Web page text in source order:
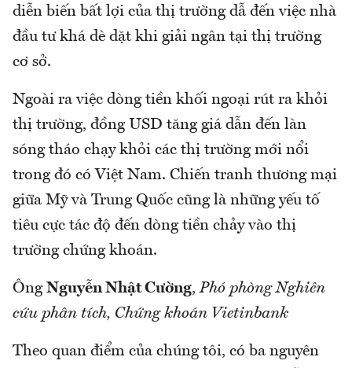
diễn biến bất lợi của thị trường dẫ đến việc nhà
đầu tư khá dè dặt khi giải ngân tại thị trường
cơ sở.
Ngoài ra việc dòng tiền khối ngoại rút ra khỏi
thị trường, đồng USD tăng giá dẫn đến làn
sóng tháo chạy khỏi các thị trường mới nổi
trong đó có Việt Nam. Chiến tranh thương mại
giữa Mỹ và Trung Quốc cũng là những yếu tố
tiêu cực tác độ đến dòng tiền chảy vào thị
trường chứng khoán.
Ông Nguyễn Nhật Cường,Phó phòng Nghiên
cứu phân tích, Chứng khoán Vietinbank
Theo quan điểm của chúng tôi, có ba nguyên